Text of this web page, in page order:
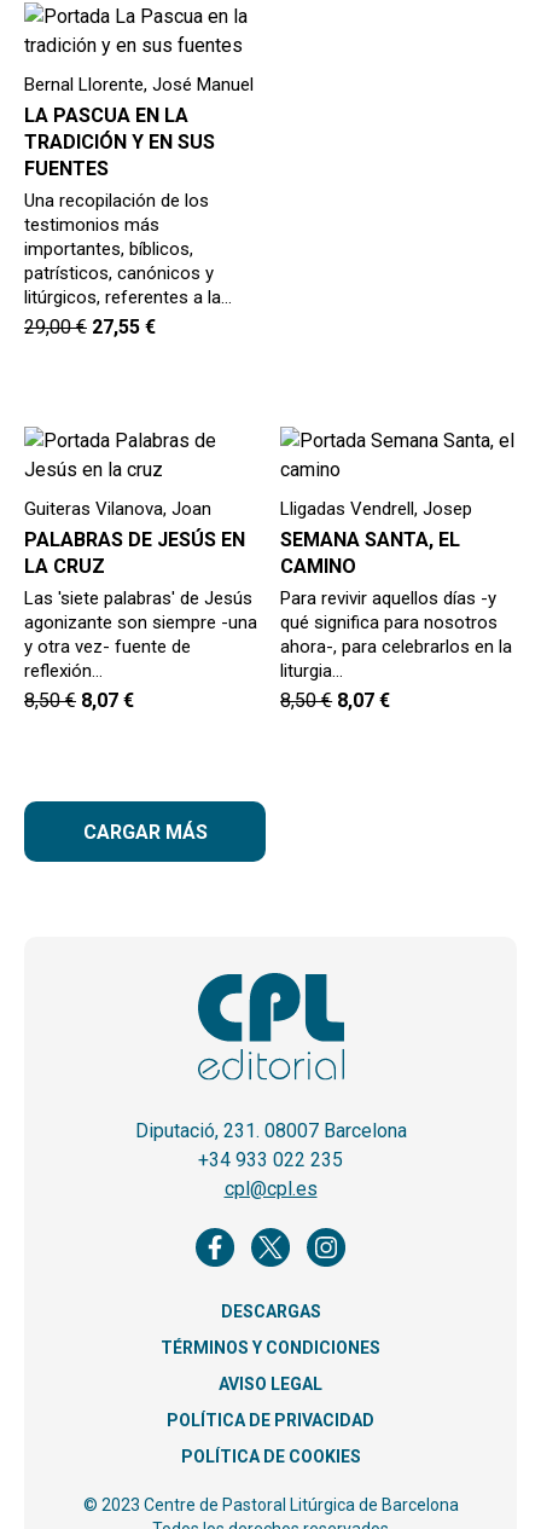
Bernal Llorente, José Manuel
LA PASCUA EN LA
TRADICIÓN Y EN SUS
FUENTES
Una recopilación de los
testimonios más
importantes, bíblicos,
patrísticos, canónicos y
litúrgicos, referentes a la…
29,00€ 27,55 €
Guiteras Vilanova, Joan
PALABRAS DE JESÚS EN
LA CRUZ
Las 'siete palabras' de Jesús
agonizante son siempre -una
y otra vez- fuente de
reflexión…
8,50€ 8,07 €
Lligadas Vendrell, Josep
SEMANA SANTA, EL
CAMINO
Para revivir aquellos días -y
qué significa para nosotros
ahora-, para celebrarlos en la
liturgia…
8,50€ 8,07€
CARGAR MÁS
Diputació, 231. 08007 Barcelona
+34 933 022 235
cpl@cpl.es
DESCARGAS
TÉRMINOS Y CONDICIONES
AVISO LEGAL
POLÍTICA DE PRIVACIDAD
POLÍTICA DE COOKIES
© 2023 Centre de Pastoral Litúrgica de Barcelona